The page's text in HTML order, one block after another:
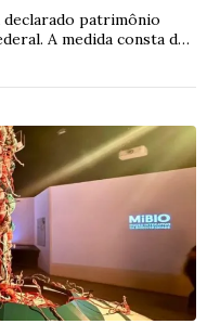
patrimônio
A medida consta do